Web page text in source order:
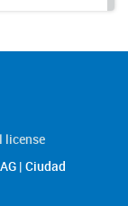
license
| Ciudad